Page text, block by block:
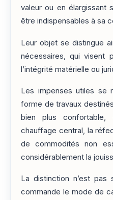
valeur ou en élargissant
être indispensables à sa
Leur objet se distingue
nécessaires, qui visent
l’intégrité matérielle ou
Les impenses utiles se
forme de travaux
bien plus confortable,
chauffage central, la
de commodités non
considérablement la
La distinction n’est pas
commande le mode de